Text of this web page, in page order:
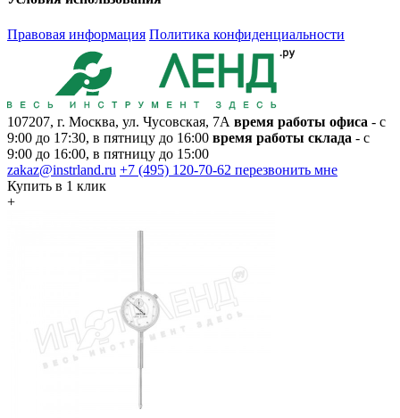
Правовая информация Политика конфиденциальности
107207, г. Москва, ул. Чусовская, 7А время работы офиса - с
9:00 до 17:30, в пятницу до 16:00 время работы склада - с
9:00 до 16:00, в пятницу до 15:00
zakaz@instrland.ru +7 (495) 120-70-62 перезвонить мне
Купить в 1 клик
+